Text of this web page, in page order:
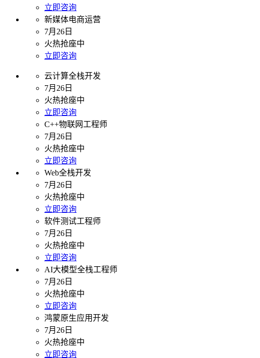
立即咨询
新媒体电商运营
7月26日
火热抢座中
立即咨询
云计算全栈开发
7月26日
火热抢座中
立即咨询
C++物联网工程师
7月26日
火热抢座中
立即咨询
Web全栈开发
7月26日
火热抢座中
立即咨询
软件测试工程师
7月26日
火热抢座中
立即咨询
AI大模型全栈工程师
7月26日
火热抢座中
立即咨询
鸿蒙原生应用开发
7月26日
火热抢座中
立即咨询